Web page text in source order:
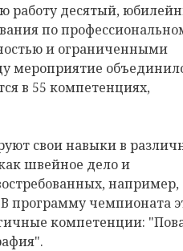
работу десятый,
по
и ограниченными
мероприятие
в 55 компетенциях,
свои навыки в
швейное дело и
например,
программу чемпионата
компетенции: